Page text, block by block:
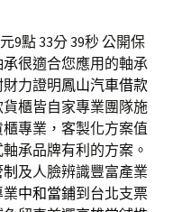
9點 33分 39秒公開保
承很適合您應用的軸承
力證明鳳山汽車借款
櫃皆自家專業團隊施
專業，客製化方案值
承品牌有利的方案。
及人臉辨識豐富產業
中和當鋪到台北支票